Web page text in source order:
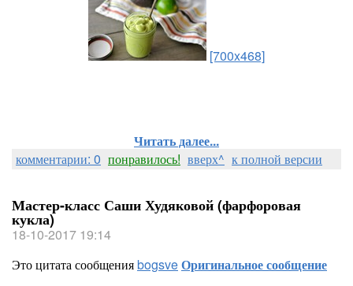
[700x468]
Читать далее...
комментарии: 0 понравилось! вверх^ к полной версии
Мастер-класс Саши Худяковой (фарфоровая
кукла)
18-10-2017 19:14
Это цитата сообщенияbogsveОригинальное сообщение